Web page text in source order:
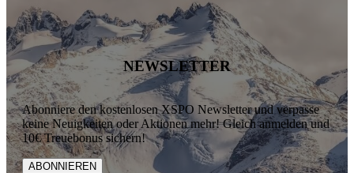
NEWSLETTER
Abonniere den kostenlosen XSPO Newsletter und verpasse
keine Neuigkeiten oder Aktionen mehr! Gleich anmelden und
10€ Treuebonus sichern!
ABONNIEREN